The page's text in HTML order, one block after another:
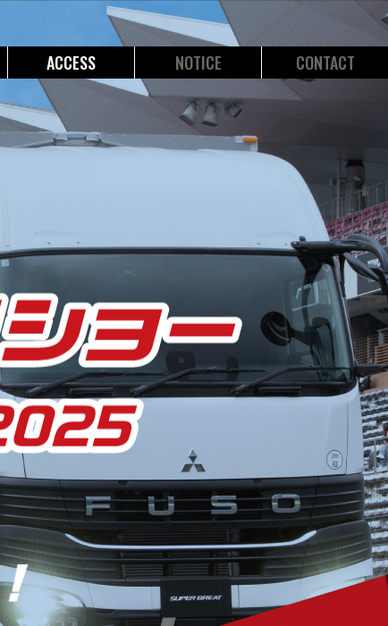
ACCESS NOTICE CONTACT